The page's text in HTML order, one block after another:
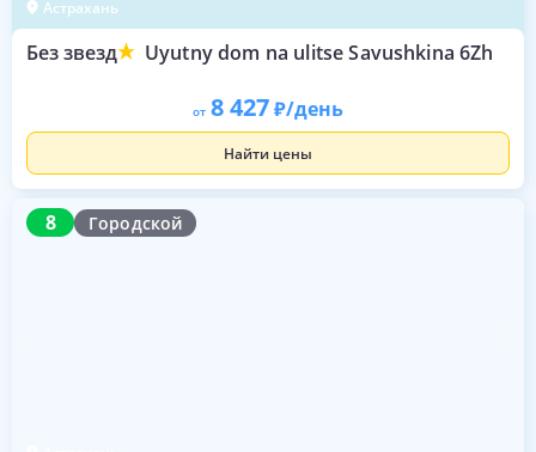
Астрахань
Без звезд Uyutny dom na ulitse Savushkina 6Zh
от 8 427 /день
Найти цены
8 Городской
8